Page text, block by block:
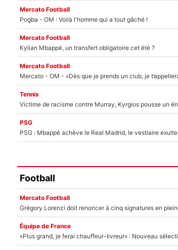
Mercato Football
Pogba - OM : Voilà l'homme qui a tout gâché !
Mercato Football
Kylian Mbappé, un transfert obligatoire cet été ?
Mercato Football
Tennis
PSG
PSG : Mbappé achève le Real Madrid, le vestiaire exulte
Football
Mercato Football
Équipe de France